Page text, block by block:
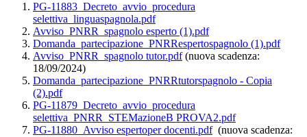
PG-11883_Decreto_avvio_procedura
selettiva_linguaspagnola.pdf
Avviso_PNRR_spagnolo esperto (1).pdf
Domanda_partecipazione_PNRRespertospagnolo (1).pdf
Avviso_PNRR_spagnolo tutor.pdf(nuova scadenza:
18/09/2024)
Domanda_partecipazione_PNRRtutorspagnolo - Copia
(2).pdf
PG-11879_Decreto_avvio_procedura
selettiva_PNRR_STEMazioneB PROVA2.pdf
PG-11880_Avviso espertoper docenti.pdf(nuova scadenza: